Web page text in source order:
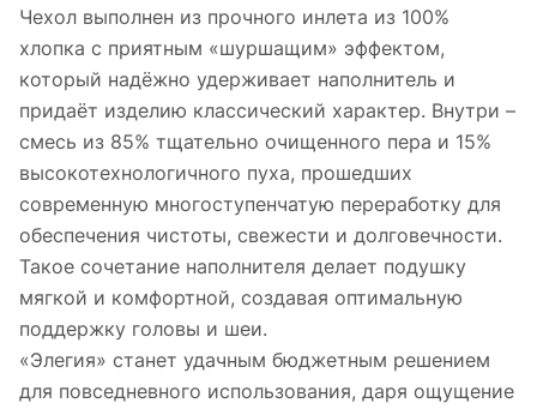
Чехол выполнен из прочного инлета из 100%
хлопка с приятным «шуршащим» эффектом,
который надёжно удерживает наполнитель и
придаёт изделию классический характер. Внутри –
смесь из 85% тщательно очищенного пера и 15%
высокотехнологичного пуха, прошедших
современную многоступенчатую переработку для
обеспечения чистоты, свежести и долговечности.
Такое сочетание наполнителя делает подушку
мягкой и комфортной, создавая оптимальную
поддержку головы и шеи.
«Элегия» станет удачным бюджетным решением
для повседневного использования, даря ощущение